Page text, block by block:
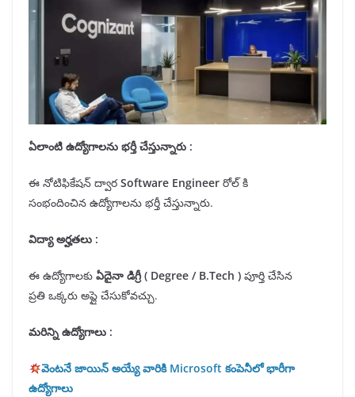
ఏలాంటి ఉద్యోగాలను భర్తీచేస్తున్నారు :
ఈ నోటిఫికేషన్ ద్వారSoftware Engineer రోల్ కి
సంభందించిన ఉద్యోగాలను భర్తీ చేస్తున్నారు.
విద్యా అర్హతలు :
ఈ ఉద్యోగాలకు ఏదైనా డిగ్రీ ( Degree / B.Tech ) పూర్తి చేసిన
ప్రతి ఒక్కరు అప్లై చేసుకోవచ్చు.
మరిన్ని ఉద్యోగాలు :
వెంటనే జాయిన్ అయ్యే వారికి Microsoft కంపెనీలో భారీగా
ఉద్యోగాలు